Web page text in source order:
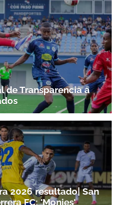
de Transparencia a
2026 resultado| San
FC: 'Monjes'